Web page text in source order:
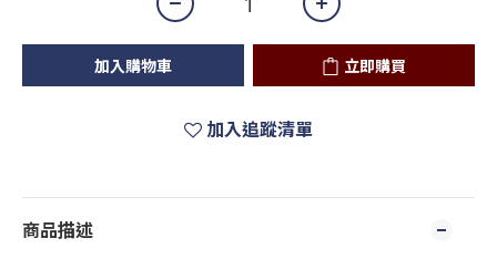
加入購物車 立即購買
加入追蹤清單
商品描述